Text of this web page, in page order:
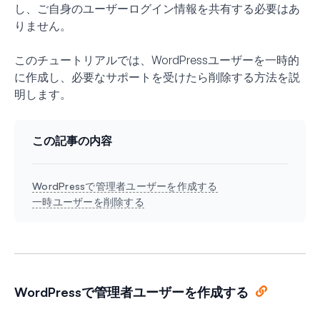
し、ご自身のユーザーログイン情報を共有する必要はあ
りません。
このチュートリアルでは、WordPressユーザーを一時的
に作成し、必要なサポートを受けたら削除する方法を説
明します。
この記事の内容
WordPressで管理者ユーザーを作成する
一時ユーザーを削除する
WordPressで管理者ユーザーを作成する